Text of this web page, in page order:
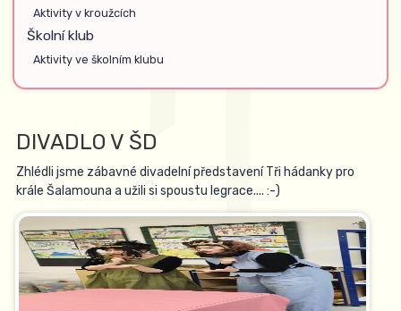
Aktivity v kroužcích
Školní klub
Aktivity ve školním klubu
DIVADLO V ŠD
Zhlédli jsme zábavné divadelní představení Tři hádanky pro
krále Šalamouna a užili si spoustu legrace.... :-)